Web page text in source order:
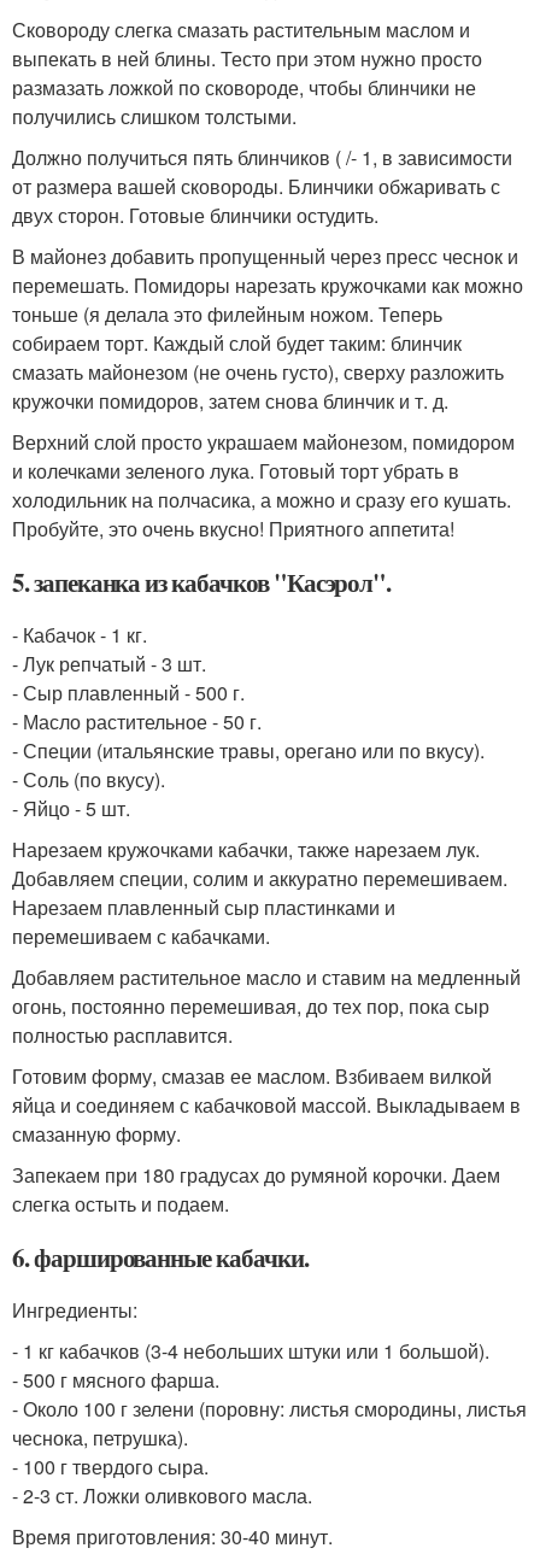
Сковороду слегка смазать растительным маслом и
выпекать в ней блины. Тесто при этом нужно просто
размазать ложкой по сковороде, чтобы блинчики не
получились слишком толстыми.
Должно получиться пять блинчиков ( /- 1, в зависимости
от размера вашей сковороды. Блинчики обжаривать с
двух сторон. Готовые блинчики остудить.
В майонез добавить пропущенный через пресс чеснок и
перемешать. Помидоры нарезать кружочками как можно
тоньше (я делала это филейным ножом. Теперь
собираем торт. Каждый слой будет таким: блинчик
смазать майонезом (не очень густо), сверху разложить
кружочки помидоров, затем снова блинчик и т. д.
Верхний слой просто украшаем майонезом, помидором
и колечками зеленого лука. Готовый торт убрать в
холодильник на полчасика, а можно и сразу его кушать.
Пробуйте, это очень вкусно! Приятного аппетита!
5. запеканка из кабачков "Касэрол".
- Кабачок - 1 кг.
- Лук репчатый - 3 шт.
- Сыр плавленный - 500 г.
- Масло растительное - 50 г.
- Специи (итальянские травы, орегано или по вкусу).
- Соль (по вкусу).
- Яйцо - 5 шт.
Нарезаем кружочками кабачки, также нарезаем лук.
Добавляем специи, солим и аккуратно перемешиваем.
Нарезаем плавленный сыр пластинками и
перемешиваем с кабачками.
Добавляем растительное масло и ставим на медленный
огонь, постоянно перемешивая, до тех пор, пока сыр
полностью расплавится.
Готовим форму, смазав ее маслом. Взбиваем вилкой
яйца и соединяем с кабачковой массой. Выкладываем в
смазанную форму.
Запекаем при 180 градусах до румяной корочки. Даем
слегка остыть и подаем.
6. фаршированные кабачки.
Ингредиенты:
- 1 кг кабачков (3-4 небольших штуки или 1 большой).
- 500 г мясного фарша.
- Около 100 г зелени (поровну: листья смородины, листья
чеснока, петрушка).
- 100 г твердого сыра.
- 2-3 ст. Ложки оливкового масла.
Время приготовления: 30-40 минут.